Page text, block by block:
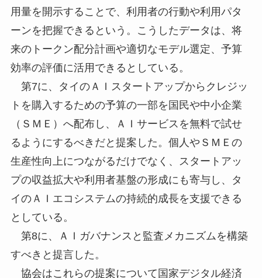
用量を開示することで、利用者の行動や利用パタ
ーンを把握できるという。こうしたデータは、将
来のトークン配分計画や適切なモデル選定、予算
効率の評価に活用できるとしている。
第7に、タイのＡＩスタートアップからクレジッ
トを購入するための予算の一部を国民や中小企業
（ＳＭＥ）へ配布し、ＡＩサービスを無料で試せ
るようにするべきだと提案した。個人やＳＭＥの
生産性向上につながるだけでなく、スタートアッ
プの収益拡大や利用者基盤の形成にも寄与し、タ
イのＡＩエコシステムの持続的成長を支援できる
としている。
第8に、ＡＩガバナンスと監査メカニズムを構築
すべきと提言した。
協会はこれらの提案について国家デジタル経済